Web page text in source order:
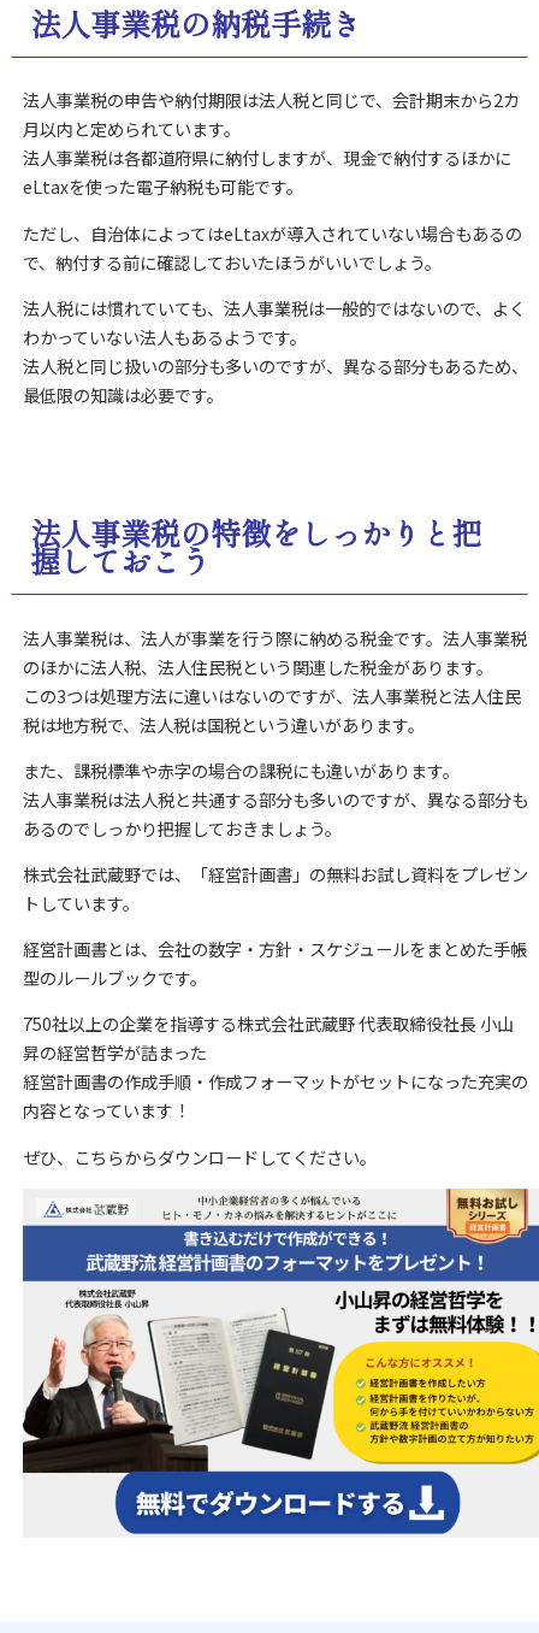
法人事業税の納税手続き
法人事業税の申告や納付期限は法人税と同じで、会計期末から2カ
月以内と定められています。
法人事業税は各都道府県に納付しますが、現金で納付するほかに
eLtaxを使った電子納税も可能です。
ただし、自治体によってはeLtaxが導入されていない場合もあるの
で、納付する前に確認しておいたほうがいいでしょう。
法人税には慣れていても、法人事業税は一般的ではないので、よく
わかっていない法人もあるようです。
法人税と同じ扱いの部分も多いのですが、異なる部分もあるため、
最低限の知識は必要です。
法人事業税の特徴をしっかりと把
握しておこう
法人事業税は、法人が事業を行う際に納める税金です。法人事業税
のほかに法人税、法人住民税という関連した税金があります。
この3つは処理方法に違いはないのですが、法人事業税と法人住民
税は地方税で、法人税は国税という違いがあります。
また、課税標準や赤字の場合の課税にも違いがあります。
法人事業税は法人税と共通する部分も多いのですが、異なる部分も
あるのでしっかり把握しておきましょう。
株式会社武蔵野では、「経営計画書」の無料お試し資料をプレゼン
トしています。
経営計画書とは、会社の数字・方針・スケジュールをまとめた手帳
型のルールブックです。
750社以上の企業を指導する株式会社武蔵野 代表取締役社長 小山
昇の経営哲学が詰まった
経営計画書の作成手順・作成フォーマットがセットになった充実の
内容となっています！
ぜひ、こちらからダウンロードしてください。